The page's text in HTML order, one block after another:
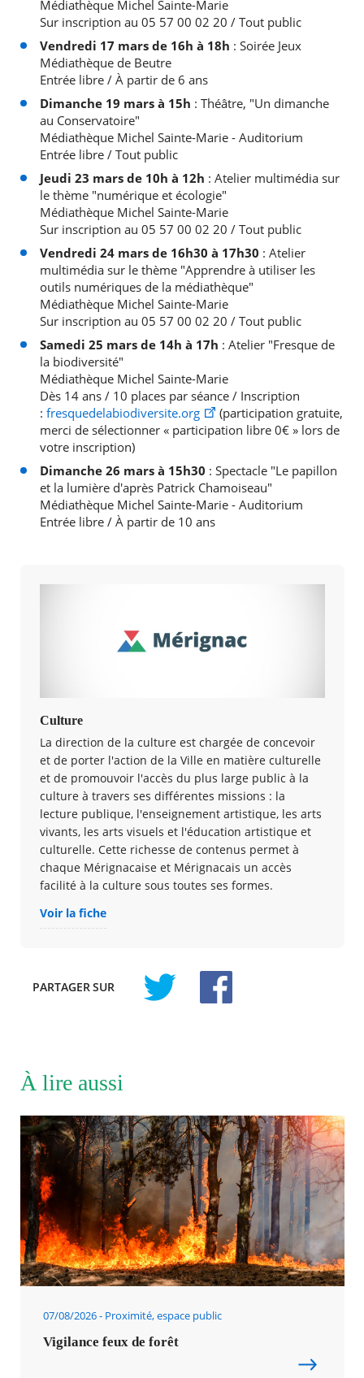
Médiathèque Michel Sainte-Marie
Sur inscription au 05 57 00 02 20 / Tout public
Vendredi 17 mars de 16h à 18h : Soirée Jeux
Médiathèque de Beutre
Entrée libre / À partir de 6 ans
Dimanche 19 mars à 15h : Théâtre, "Un dimanche
au Conservatoire"
Médiathèque Michel Sainte-Marie - Auditorium
Entrée libre / Tout public
Jeudi 23 mars de 10h à 12h : Atelier multimédia sur
le thème "numérique et écologie"
Médiathèque Michel Sainte-Marie
Sur inscription au 05 57 00 02 20 / Tout public
Vendredi 24 mars de 16h30 à 17h30 : Atelier
multimédia sur le thème "Apprendre à utiliser les
outils numériques de la médiathèque"
Médiathèque Michel Sainte-Marie
Sur inscription au 05 57 00 02 20 / Tout public
Samedi 25 mars de 14h à 17h : Atelier "Fresque de
la biodiversité"
Médiathèque Michel Sainte-Marie
Dès 14 ans / 10 places par séance / Inscription
: fresquedelabiodiversite.org
(participation gratuite,
merci de sélectionner « participation libre 0€ » lors de
votre inscription)
Dimanche 26 mars à 15h30 : Spectacle "Le papillon
et la lumière d'après Patrick Chamoiseau"
Médiathèque Michel Sainte-Marie - Auditorium
Entrée libre / À partir de 10 ans
Culture
La direction de la culture est chargée de concevoir
et de porter l'action de la Ville en matière culturelle
et de promouvoir l'accès du plus large public à la
culture à travers ses différentes missions : la
lecture publique, l'enseignement artistique, les arts
vivants, les arts visuels et l'éducation artistique et
culturelle. Cette richesse de contenus permet à
chaque Mérignacaise et Mérignacais un accès
facilité à la culture sous toutes ses formes.
Voir la fiche
PARTAGERSUR
À lire aussi
07/08/2026 Proximité, espace public
Vigilance feux de forêt